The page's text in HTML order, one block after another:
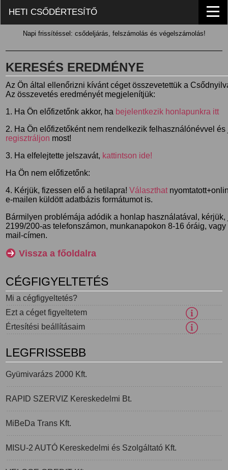
HETI CSŐDÉRTESÍTŐ
Napi frissítéssel: csődeljárás, felszámolás és végelszámolás!
KERESÉS EREDMÉNYE
Az Ön által ellenőrizni kívánt céget összevetettük a
Az összevetés eredményét megjelenítjük:
1. Ha Ön előfizetőnk akkor, ha bejelentkezik honlapunkra itt
2. Ha Ön előfizetőként nem rendelkezik felhasználónévvel
regisztráljon most!
3. Ha elfelejtette jelszavát, kattintson ide!
Ha Ön nem előfizetőnk:
4. Kérjük, fizessen elő a hetilapra!Választhat
e-mailen küldött adatbázis formátumot is.
Bármilyen problémája adódik a honlap használatával,
2199/200-as telefonszámon, munkanapokon 8-16 óráig,
mail-címen.
Vissza a főoldalra
CÉGFIGYELTETÉS
Mi a cégfigyeltetés?
Ezt a céget figyeltetem
Értesítési beállításaim
LEGFRISSEBB
Gyümivarázs 2000 Kft.
RAPID SZERVIZ Kereskedelmi Bt.
MiBeDa Trans Kft.
MISU-2 AUTÓ Kereskedelmi és Szolgáltató Kft.